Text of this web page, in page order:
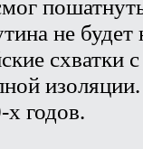
не
схватки
годов.